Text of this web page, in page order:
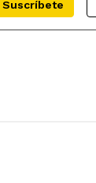
Suscríbete